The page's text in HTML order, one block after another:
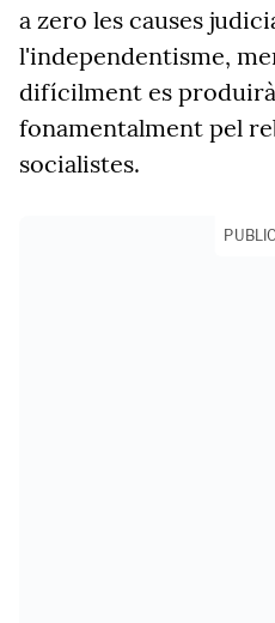
a zero les causes
l'independentisme,
difícilment es
fonamentalment pel
socialistes.